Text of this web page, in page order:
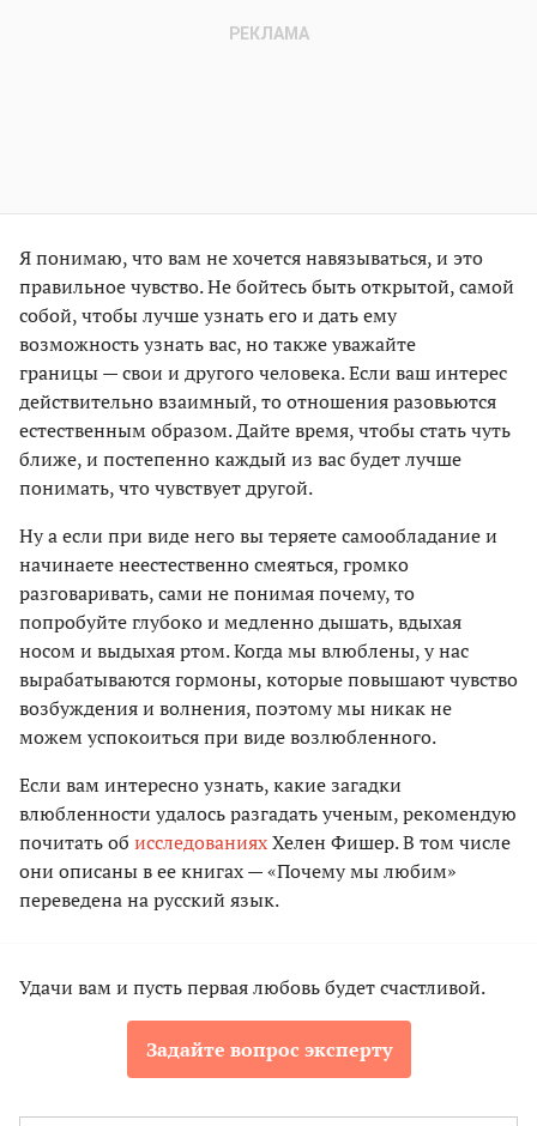
Я понимаю, что вам не хочется навязываться, и это
правильное чувство. Не бойтесь быть открытой, самой
собой, чтобы лучше узнать его и дать ему
возможность узнать вас, но также уважайте
границы — свои и другого человека. Если ваш интерес
действительно взаимный, то отношения разовьются
естественным образом. Дайте время, чтобы стать чуть
ближе, и постепенно каждый из вас будет лучше
понимать, что чувствует другой.
Ну а если при виде него вы теряете самообладание и
начинаете неестественно смеяться, громко
разговаривать, сами не понимая почему, то
попробуйте глубоко и медленно дышать, вдыхая
носом и выдыхая ртом. Когда мы влюблены, у нас
вырабатываются гормоны, которые повышают чувство
возбуждения и волнения, поэтому мы никак не
можем успокоиться при виде возлюбленного.
Если вам интересно узнать, какие загадки
влюбленности удалось разгадать ученым, рекомендую
почитать об исследованияхХелен Фишер. В том числе
они описаны в ее книгах — «Почему мы любим»
переведена на русский язык.
Удачи вам и пусть первая любовь будет счастливой.
Задайте вопрос эксперту